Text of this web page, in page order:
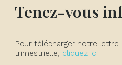
Tenez-vous
Pour télécharger notre lettre
trimestrielle, cliquez ici.